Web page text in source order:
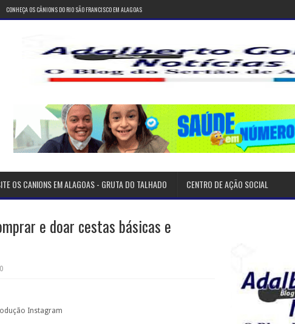
CONHEÇA OS CÂNIONS DO RIO SÃO FRANCISCO EM ALAGOAS
OS CANIONS EM ALAGOAS - GRUTA DO TALHADO CENTRO DE AÇÃO SOCIAL
e doar cestas básicas e
0
Instagram